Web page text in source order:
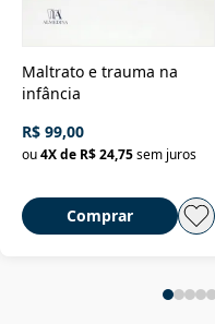
Maltrato e trauma na
infância
R$ 99,00
ou4X de R$ 24,75sem juros
Comprar